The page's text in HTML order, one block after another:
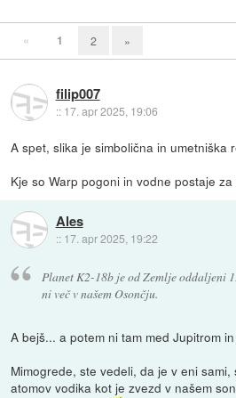
« 1 2 »
filip007
:: 17. apr 2025, 19:06
A spet, slika je simbolična in umetniška
Kje so Warp pogoni in vodne postaje
Ales
:: 17. apr 2025, 19:22
Planet K2-18b je od Zemlje oddaljeni
ni več v našem Osončju.
A bejš... a potem ni tam med Jupitrom
Mimogrede, ste vedeli, da je v eni
atomov vodika kot je zvezd v našem